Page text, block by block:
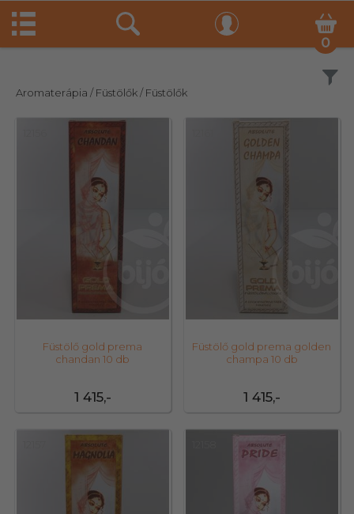
0
Aromaterápia / Füstölők/ Füstölők
1 415,-
Füstölő gold prema
chandan 10 db
1 415,-
Füstölő gold prema golden
champa 10 db